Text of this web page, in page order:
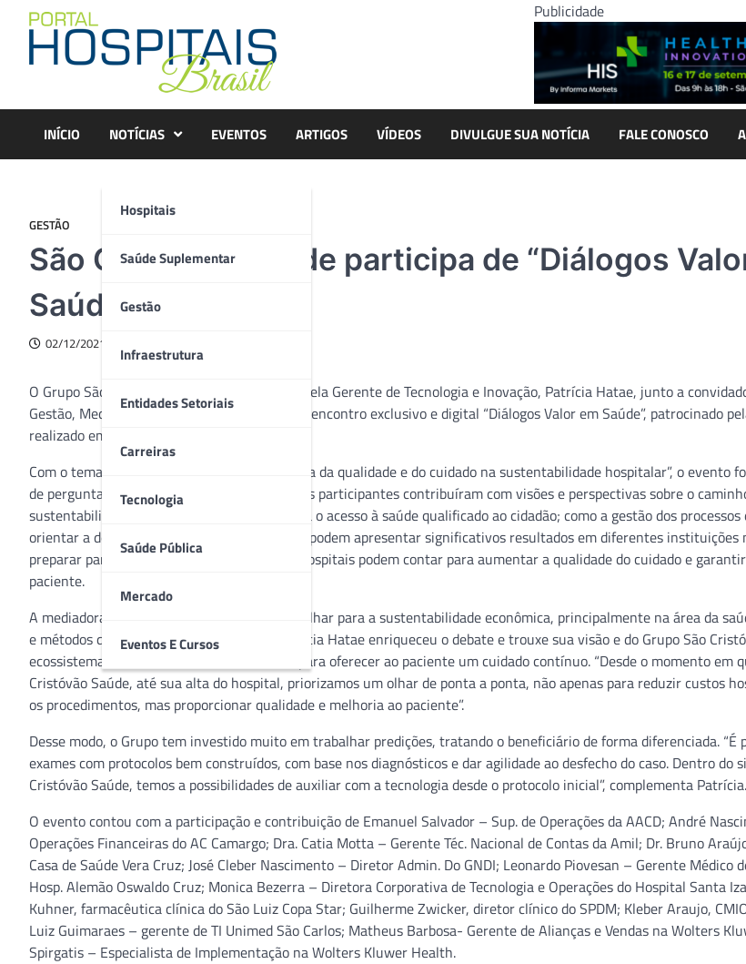
content
Publicidade
INÍCIO NOTÍCIAS
Hospitais
Saúde Suplementar
Gestão
Infraestrutura
Entidades Setoriais
Carreiras
Tecnologia
Saúde Pública
Mercado
Eventos E Cursos
EVENTOS ARTIGOS VÍDEOS DIVULGUE SUA NOTÍCIA FALE CONOSCO
GESTÃO
São Cristóvão Saúde participa de “Diálogos
Saúde”
02/12/2021
O Grupo São Cristóvão Saúde, representado pela Gerente de Tecnologia e Inovação, Patrícia Hatae, junto a
Gestão, Medicina e Engenharia, participou do encontro exclusivo e digital “Diálogos Valor em Saúde”, patrocinado
realizado em 18 de novembro.
Com o tema “O impacto e avanços da melhoria da qualidade e do cuidado na sustentabilidade hospitalar”, o evento
de perguntas, lideradas por Tânia Machado. Os participantes contribuíram com visões e perspectivas sobre o
sustentabilidade econômica do sistema e para o acesso à saúde qualificado ao cidadão; como a gestão dos
orientar a decisão clínica; como as mudanças podem apresentar significativos resultados em diferentes instituições
preparar para isso, além de recursos que os hospitais podem contar para aumentar a qualidade do cuidado e
paciente.
A mediadora ressaltou a necessidade de um olhar para a sustentabilidade econômica, principalmente na área da
e métodos que apoiem a decisão clínica. Patrícia Hatae enriqueceu o debate e trouxe sua visão e do Grupo São
ecossistema criado no São Cristóvão Saúde para oferecer ao paciente um cuidado contínuo. “Desde o momento em
Cristóvão Saúde, até sua alta do hospital, priorizamos um olhar de ponta a ponta, não apenas para reduzir custos
os procedimentos, mas proporcionar qualidade e melhoria ao paciente”.
Desse modo, o Grupo tem investido muito em trabalhar predições, tratando o beneficiário de forma diferenciada. “É
exames com protocolos bem construídos, com base nos diagnósticos e dar agilidade ao desfecho do caso. Dentro do
Cristóvão Saúde, temos a possibilidades de auxiliar com a tecnologia desde o protocolo inicial”, complementa Patrícia.
O evento contou com a participação e contribuição de Emanuel Salvador – Sup. de Operações da AACD; André
Operações Financeiras do AC Camargo; Dra. Catia Motta – Gerente Téc. Nacional de Contas da Amil; Dr. Bruno
Casa de Saúde Vera Cruz; José Cleber Nascimento – Diretor Admin. Do GNDI; Leonardo Piovesan – Gerente Médico
Hosp. Alemão Oswaldo Cruz; Monica Bezerra – Diretora Corporativa de Tecnologia e Operações do Hospital Santa
Kuhner, farmacêutica clínica do São Luiz Copa Star; Guilherme Zwicker, diretor clínico do SPDM; Kleber Araujo,
Luiz Guimaraes – gerente de TI Unimed São Carlos; Matheus Barbosa- Gerente de Alianças e Vendas na Wolters
Spirgatis – Especialista de Implementação na Wolters Kluwer Health.